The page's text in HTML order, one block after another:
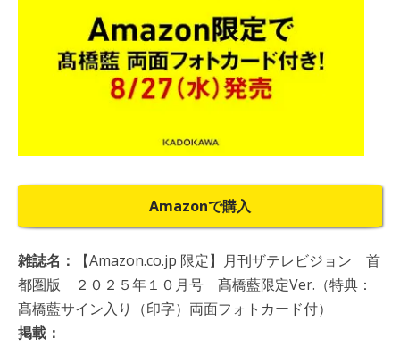
Amazonで購入
雑誌名：
【Amazon.co.jp 限定】月刊ザテレビジョン 首
都圏版 ２０２５年１０月号 髙橋藍限定Ver.（特典：
髙橋藍サイン入り（印字）両面フォトカード付）
掲載：